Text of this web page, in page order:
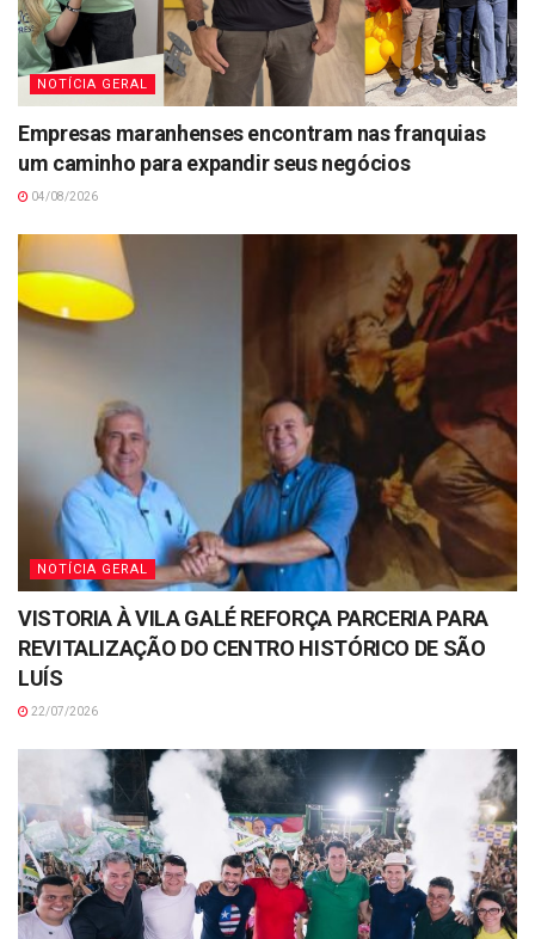
NOTÍCIA GERAL
Empresas maranhenses encontram nas franquias
um caminho para expandir seus negócios
04/08/2026
NOTÍCIA GERAL
VISTORIA À VILA GALÉ REFORÇA PARCERIA PARA
REVITALIZAÇÃO DO CENTRO HISTÓRICO DE SÃO
LUÍS
22/07/2026